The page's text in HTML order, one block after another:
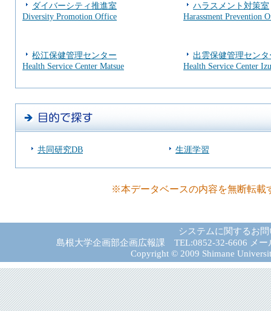
ダイバーシティ推進室
Diversity Promotion Office
ハラスメント対策室
Harassment Prevention
松江保健管理センター
Health Service Center Matsue
出雲保健管理センタ
Health Service Center
共同研究DB 生涯学習
※本データベースの内容を無断転載
システムに関するお
島根大学企画部企画広報課 TEL:0852-32-6606 メー
Copyright © 2009 Shimane